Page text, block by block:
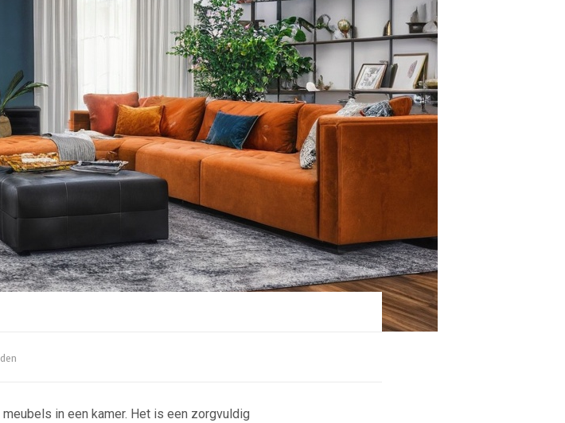
in een kamer. Het is een zorgvuldig